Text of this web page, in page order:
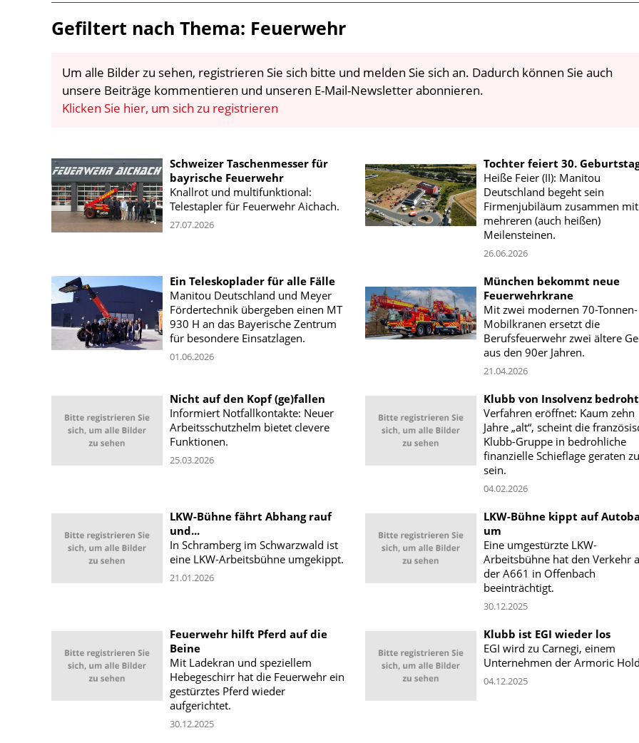
Gefiltert nach Thema: Feuerwehr
Um alle Bilder zu sehen, registrieren Sie sich bitte und melden Sie sich an. Dadurch können Sie auch
unsere Beiträge kommentieren und unseren E-Mail-Newsletter abonnieren.
Klicken Sie hier, um sich zu registrieren
Schweizer Taschenmesser für
bayrische Feuerwehr
Knallrot und multifunktional:
Telestapler für Feuerwehr Aichach.
27.07.2026
Tochter feiert 30.
Heiße Feier (II): Manitou
Deutschland begeht sein
Firmenjubiläum zusammen mit
mehreren (auch heißen)
Meilensteinen.
26.06.2026
Ein Teleskoplader für alle Fälle
Manitou Deutschland und Meyer
Fördertechnik übergeben einen MT
930 H an das Bayerische Zentrum
für besondere Einsatzlagen.
01.06.2026
München bekommt neue
Feuerwehrkrane
Mit zwei modernen 70-Tonnen-
Mobilkranen ersetzt die
Berufsfeuerwehr zwei ältere
aus den 90er Jahren.
21.04.2026
Nicht auf den Kopf (ge)fallen
Informiert Notfallkontakte: Neuer
Arbeitsschutzhelm bietet clevere
Funktionen.
25.03.2026
Klubb von Insolvenz bedroht
Verfahren eröffnet: Kaum zehn
Jahre „alt“, scheint die
Klubb-Gruppe in bedrohliche
finanzielle Schieflage geraten zu
sein.
04.02.2026
LKW-Bühne fährt Abhang rauf
und...
In Schramberg im Schwarzwald ist
eine LKW-Arbeitsbühne umgekippt.
21.01.2026
LKW-Bühne kippt auf
um
Eine umgestürzte LKW-
Arbeitsbühne hat den Verkehr
der A661 in Offenbach
beeinträchtigt.
30.12.2025
Feuerwehr hilft Pferd auf die
Beine
Mit Ladekran und speziellem
Hebegeschirr hat die Feuerwehr ein
gestürztes Pferd wieder
aufgerichtet.
30.12.2025
Klubb ist EGI wieder los
EGI wird zu Carnegi, einem
Unternehmen der Armoric
04.12.2025